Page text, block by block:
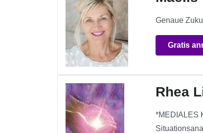
Genaue
Gratis
Rhea
*MEDIALES